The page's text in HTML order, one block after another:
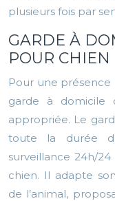
plusieurs fois par
GARDE À
POUR CHIEN
Pour une présence
garde à domicile
appropriée. Le
toute la durée
surveillance 24h/
chien. Il adapte
de l’animal,